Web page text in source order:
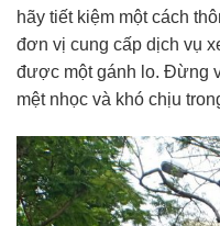
hãy tiết kiệm một cách
đơn vị cung cấp dịch vụ
được một gánh lo. Đừng
mệt nhọc và khó chịu